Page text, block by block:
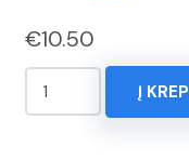
€10.50
produkto
kiekis:
Į